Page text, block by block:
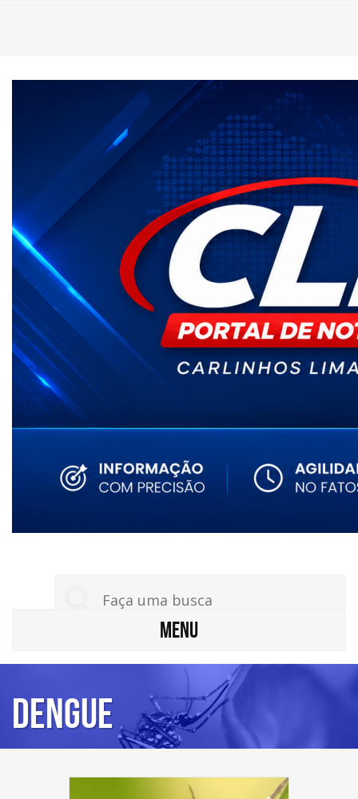
MENU
Dengue